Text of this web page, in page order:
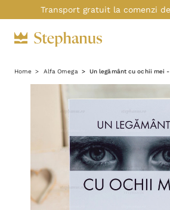
Transport gratuit la comenzi
Home Alfa Omega Un legământ cu ochii mei -